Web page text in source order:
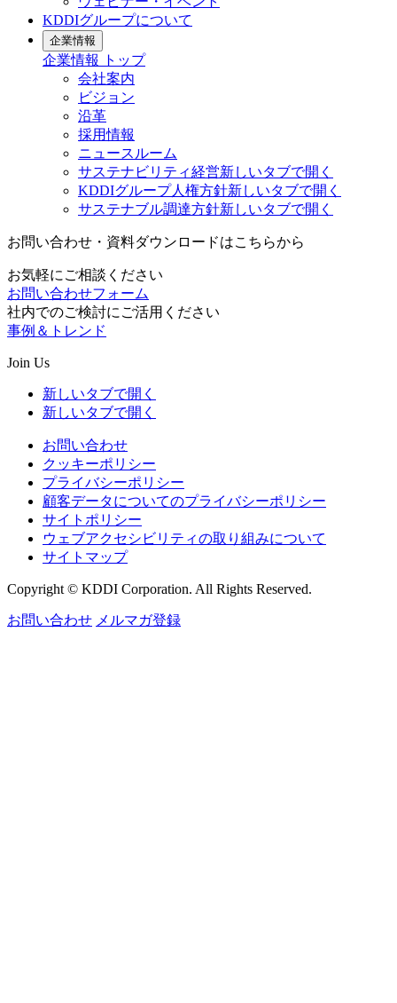
KDDIグループについて
企業情報
企業情報
トップ
会社案内
ビジョン
沿革
採用情報
ニュースルーム
サステナビリティ経営新しいタブで開く
KDDIグループ人権方針新しいタブで開く
サステナブル調達方針新しいタブで開く
お問い合わせ・資料ダウンロードはこちらから
お気軽にご相談ください
お問い合わせフォーム
社内でのご検討にご活用ください
事例＆トレンド
Join Us
新しいタブで開く
新しいタブで開く
お問い合わせ
クッキーポリシー
プライバシーポリシー
顧客データについてのプライバシーポリシー
サイトポリシー
ウェブアクセシビリティの取り組みについて
サイトマップ
Copyright © KDDI Corporation. All Rights Reserved.
お問い合わせ メルマガ登録